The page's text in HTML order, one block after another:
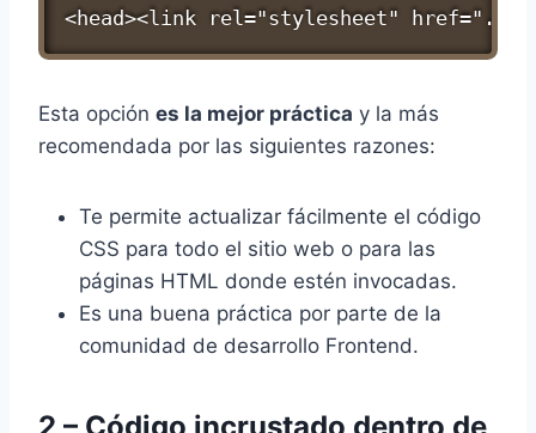
<head><link rel="stylesheet" href="./
Esta opción es la mejor práctica y la más
recomendada por las siguientes razones:
Te permite actualizar fácilmente el código
CSS para todo el sitio web o para las
páginas HTML donde estén invocadas.
Es una buena práctica por parte de la
comunidad de desarrollo Frontend.